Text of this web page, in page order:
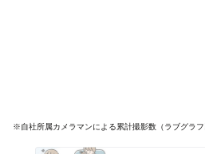
※自社所属カメラマンによる累計撮影数（ラブグラフ